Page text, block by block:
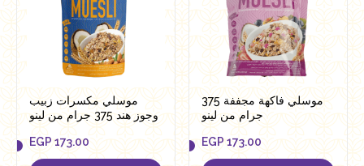
موسلي مكسرات زبيب
وجوز هند 375 جرام من لينو
EGP 173.00
موسلي فاكهة مجففة 375
جرام من لينو
EGP 173.00